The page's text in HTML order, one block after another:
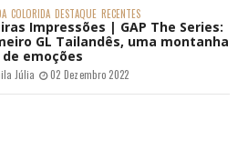
COLORIDA DESTAQUE RECENTES
Impressões | GAP The Series:
GL Tailandês, uma montanha
emoções
Júlia 02 Dezembro 2022